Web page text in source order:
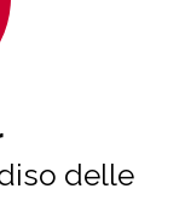
delle